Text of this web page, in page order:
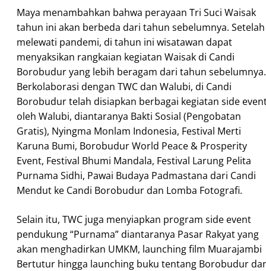
Maya menambahkan bahwa perayaan Tri Suci Waisak
tahun ini akan berbeda dari tahun sebelumnya. Setelah
melewati pandemi, di tahun ini wisatawan dapat
menyaksikan rangkaian kegiatan Waisak di Candi
Borobudur yang lebih beragam dari tahun sebelumnya.
Berkolaborasi dengan TWC dan Walubi, di Candi
Borobudur telah disiapkan berbagai kegiatan side
oleh Walubi, diantaranya Bakti Sosial (Pengobatan
Gratis), Nyingma Monlam Indonesia, Festival Merti
Karuna Bumi, Borobudur World Peace & Prosperity
Event, Festival Bhumi Mandala, Festival Larung Pelita
Purnama Sidhi, Pawai Budaya Padmastana dari Candi
Mendut ke Candi Borobudur dan Lomba Fotografi.
Selain itu, TWC juga menyiapkan program side event
pendukung “Purnama” diantaranya Pasar Rakyat yang
akan menghadirkan UMKM, launching film Muarajambi
Bertutur hingga launching buku tentang Borobudur